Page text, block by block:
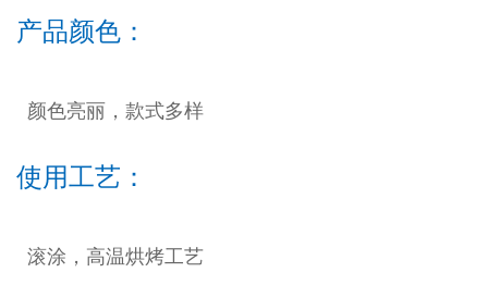
产品颜色：
颜色亮丽，款式多样
使用工艺：
滚涂，高温烘烤工艺